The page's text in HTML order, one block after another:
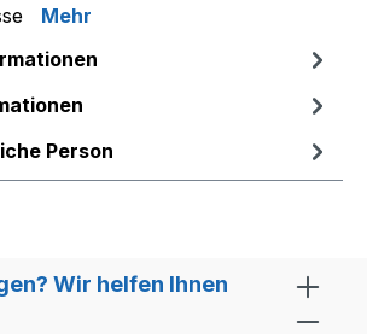
Mehr
Person
Wir helfen Ihnen